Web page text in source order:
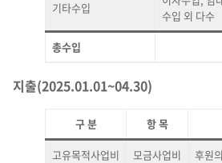
기타수입
수입 외 다수
총수입
지출(2025.01.01~04.30)
구 분 항 목
고유목적사업비 모금사업비 후원